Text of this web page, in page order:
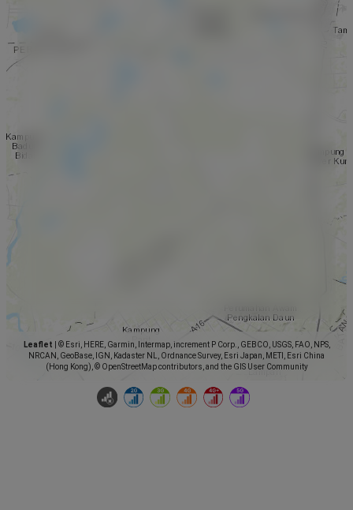
Leaflet
© Esri, HERE, Garmin, Intermap, increment P Corp., GEBCO, USGS, FAO, NPS,
NRCAN, GeoBase, IGN, Kadaster NL, Ordnance Survey, Esri Japan, METI, Esri China
(Hong Kong), © OpenStreetMap contributors, and the GIS User Community